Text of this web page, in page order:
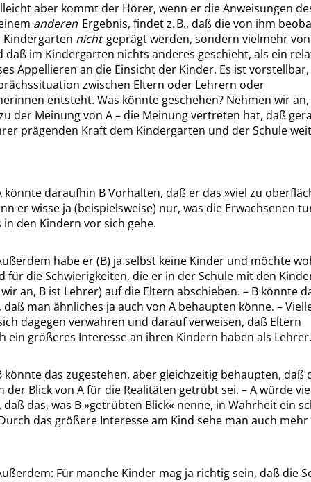
aber kommt der Hörer, wenn er die Anweisungen
anderen Ergebnis, findet z. B., daß die von ihm
nichtgeprägt werden, sondern vielmehr
daß im Kindergarten nichts anderes geschieht, als ein
Appellieren an die Einsicht der Kinder. Es ist
zwischen Eltern oder Lehrern oder
entsteht. Was könnte geschehen? Nehmen wir an,
der Meinung von A – die Meinung vertreten hat, daß
prägenden Kraft dem Kindergarten und der Schule
könnte daraufhin B Vorhalten, daß er das »viel zu
er wisse ja (beispielsweise) nur, was die Erwachsenen
in den Kindern vor sich gehe.
habe er (B) ja selbst keine Kinder und möchte
für die Schwierigkeiten, die er in der Schule mit den
an, B ist Lehrer) auf die Eltern abschieben. – B könnte
man ähnliches ja auch von A behaupten könne. –
dagegen verwahren und darauf verweisen, daß Eltern
ein größeres Interesse an ihren Kindern haben als Lehrer.
könnte das zugestehen, aber gleichzeitig behaupten, daß
der Blick von A für die Realitäten getrübt sei. – A würde
das, was B»getrübten Blick« nenne, in Wahrheit ein
das größere Interesse am Kind sehe man auch
Für manche Kinder mag ja richtig sein, daß die